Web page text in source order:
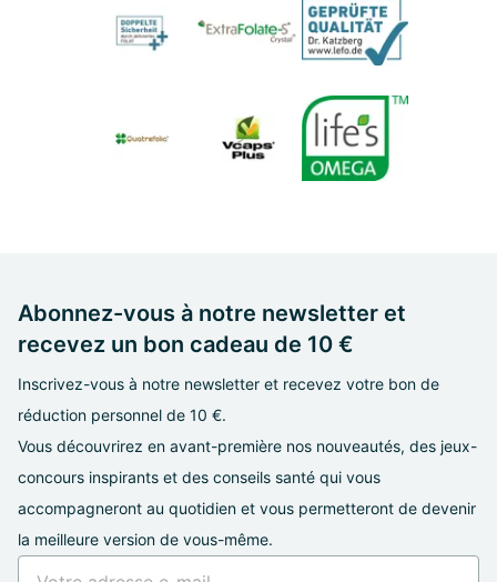
Abonnez-vous à notre newsletter et
recevez un bon cadeau de 10 €
Inscrivez-vous à notre newsletter et recevez votre bon de
réduction personnel de 10 €.
Vous découvrirez en avant-première nos nouveautés, des jeux-
concours inspirants et des conseils santé qui vous
accompagneront au quotidien et vous permetteront de devenir
la meilleure version de vous-même.